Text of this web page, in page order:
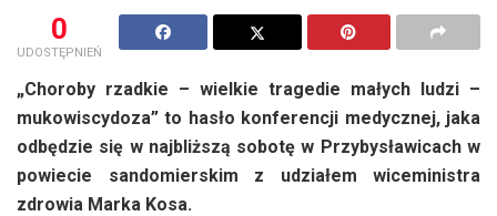
0
UDOSTĘPNIEŃ
„Choroby rzadkie – wielkie tragedie małych ludzi –
mukowiscydoza” to hasło konferencji medycznej, jaka
odbędzie się w najbliższą sobotę w Przybysławicach w
powiecie sandomierskim z udziałem wiceministra
zdrowia Marka Kosa.